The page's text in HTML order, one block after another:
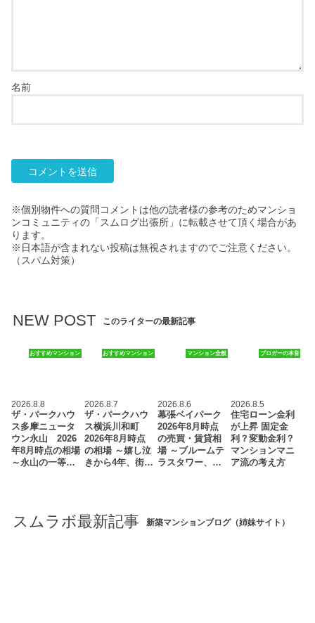
名前
※個別物件への質問コメントは他の読者様の参考のためマンショ
ンコミュニティの「スムログ出張所」に転載させて頂く場合があ
ります。
※日本語が含まれない投稿は無視されますのでご注意ください。
（スパム対策）
NEW POST このライターの最新記事
おすすめマンション
2026.8.8
ザ・パークハウ
ス多摩ニュータ
ウン永山 2026
年8月時点の相場
～永山の一等…
おすすめマンション
2026.8.7
ザ・パークハウ
ス横浜川和町
2026年8月時点
の相場 ～嬉し泣
きから4年、街…
マンション全般
2026.8.6
幕張ベイパーク
2026年8月時点
の売買・賃貸相
場 ～ブルームテ
ラスタワー、…
ブロガーの本音
2026.8.5
住宅ローン金利
が上昇 固定金
利？変動金利？
マンションマニ
ア流の考え方
スムラボ最新記事 新築マンションブログ（姉妹サイト）